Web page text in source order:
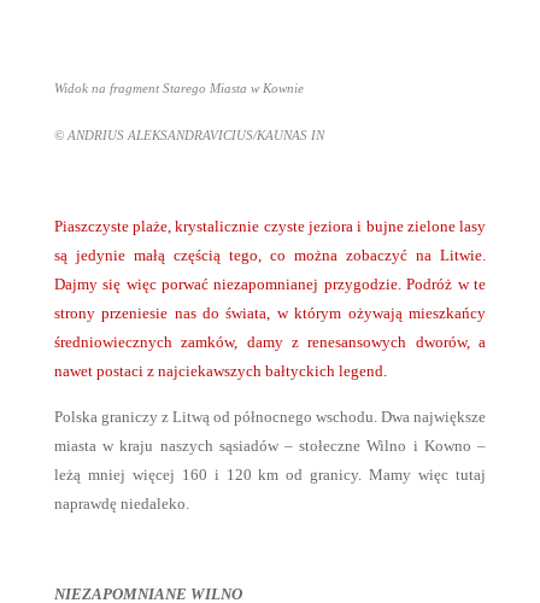
Widok na fragment Starego Miasta w Kownie
© ANDRIUS ALEKSANDRAVICIUS/KAUNAS IN
Piaszczyste plaże, krystalicznie czyste jeziora i bujne zielone lasy
są jedynie małą częścią tego, co można zobaczyć na Litwie.
Dajmy się więc porwać niezapomnianej przygodzie. Podróż w te
strony przeniesie nas do świata, w którym ożywają mieszkańcy
średniowiecznych zamków, damy z renesansowych dworów, a
nawet postaci z najciekawszych bałtyckich legend.
Polska graniczy z Litwą od północnego wschodu. Dwa największe
miasta w kraju naszych sąsiadów – stołeczne Wilno i Kowno –
leżą mniej więcej 160 i 120 km od granicy. Mamy więc tutaj
naprawdę niedaleko.
NIEZAPOMNIANE WILNO